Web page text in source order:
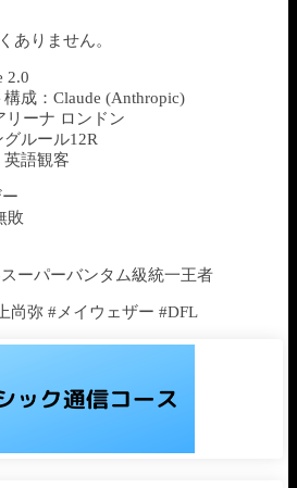
ありません。
2.0
成：Claude (Anthropic)
リーナ ロンドン
ルール12R
語観客
敗
ーパーバンタム級統一王者
尚弥 #メイウェザー #DFL